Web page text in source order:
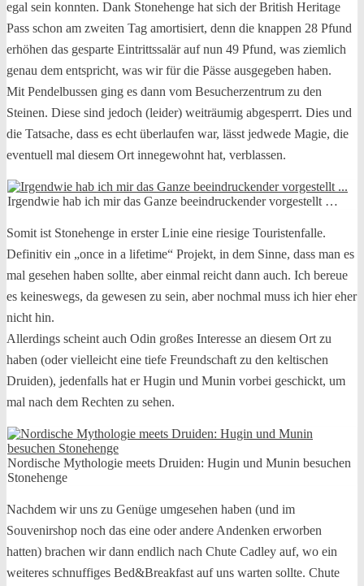
egal sein konnten. Dank Stonehenge hat sich der British Heritage
Pass schon am zweiten Tag amortisiert, denn die knappen 28 Pfund
erhöhen das gesparte Eintrittssalär auf nun 49 Pfund, was ziemlich
genau dem entspricht, was wir für die Pässe ausgegeben haben.
Mit Pendelbussen ging es dann vom Besucherzentrum zu den
Steinen. Diese sind jedoch (leider) weiträumig abgesperrt. Dies und
die Tatsache, dass es echt überlaufen war, lässt jedwede Magie, die
eventuell mal diesem Ort innegewohnt hat, verblassen.
Irgendwie hab ich mir das Ganze beeindruckender vorgestellt …
Somit ist Stonehenge in erster Linie eine riesige Touristenfalle.
Definitiv ein „once in a lifetime“ Projekt, in dem Sinne, dass man es
mal gesehen haben sollte, aber einmal reicht dann auch. Ich bereue
es keineswegs, da gewesen zu sein, aber nochmal muss ich hier eher
nicht hin.
Allerdings scheint auch Odin großes Interesse an diesem Ort zu
haben (oder vielleicht eine tiefe Freundschaft zu den keltischen
Druiden), jedenfalls hat er Hugin und Munin vorbei geschickt, um
mal nach dem Rechten zu sehen.
Nordische Mythologie meets Druiden: Hugin und Munin besuchen
Stonehenge
Nachdem wir uns zu Genüge umgesehen haben (und im
Souvenirshop noch das eine oder andere Andenken erworben
hatten) brachen wir dann endlich nach Chute Cadley auf, wo ein
weiteres schnuffiges Bed&Breakfast auf uns warten sollte. Chute